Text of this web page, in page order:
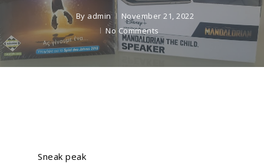
By admin
November 21, 2022
No Comments
Sneak peak